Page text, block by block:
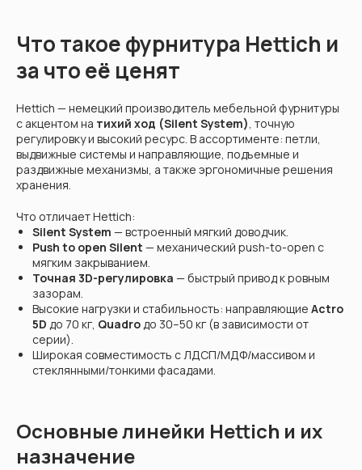
Что такое фурнитура Hettich и
за что её ценят
Hettich — немецкий производитель мебельной фурнитуры
с акцентом на тихий ход (Silent System), точную
регулировку и высокий ресурс. В ассортименте: петли,
выдвижные системы и направляющие, подъемные и
раздвижные механизмы, а также эргономичные решения
хранения.
Что отличает Hettich:
Silent System — встроенный мягкий доводчик.
Push to open Silent — механический push-to-open с
мягким закрыванием.
Точная 3D-регулировка — быстрый привод к ровным
зазорам.
Высокие нагрузки и стабильность: направляющие Actro
5D до 70 кг, Quadroдо 30–50 кг (в зависимости от
серии).
Широкая совместимость с ЛДСП/МДФ/массивом и
стеклянными/тонкими фасадами.
Основные линейки Hettich и их
назначение